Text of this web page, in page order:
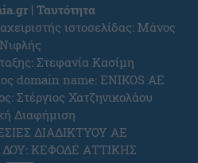
| Ταυτότητα
ιστοσελίδας: Μάνος
Νιφλής
Στεφανία Κασίμη
domain name: ENIKOS AE
Στέργιος Χατζηνικολάου
Διαφήμιση
ΔΙΑΔΙΚΤΥΟΥ ΑΕ
ΚΕΦΟΔΕ ΑΤΤΙΚΗΣ